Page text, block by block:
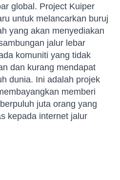
global. Project Kuiper
untuk melancarkan buruj
yang akan menyediakan
jalur lebar
komuniti yang tidak
dan kurang mendapat
dunia. Ini adalah projek
memberi
juta orang yang
kepada internet jalur